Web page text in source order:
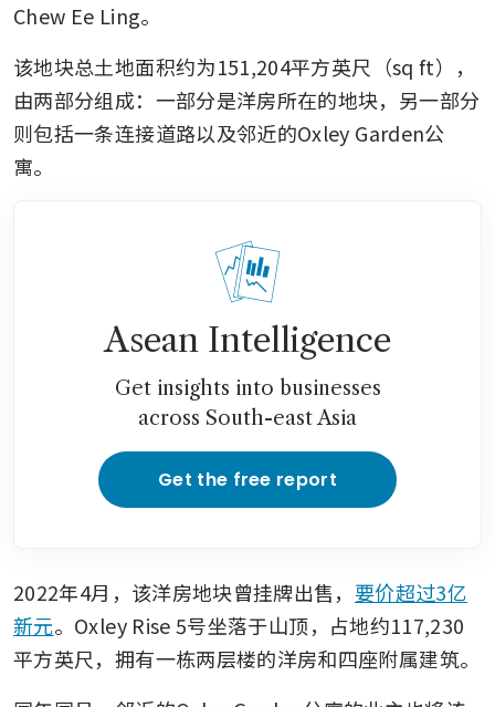
Chew Ee Ling。
该地块总土地面积约为151,204平方英尺（sq ft），
由两部分组成：一部分是洋房所在的地块，另一部分
则包括一条连接道路以及邻近的Oxley Garden公
寓。
Asean Intelligence
Get insights into businesses
across South-east Asia
Get the free report
2022年4月，该洋房地块曾挂牌出售， 要价超过3亿
新元。Oxley Rise 5号坐落于山顶，占地约117,230
平方英尺，拥有一栋两层楼的洋房和四座附属建筑。